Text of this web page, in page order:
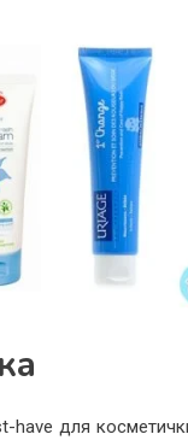
have для